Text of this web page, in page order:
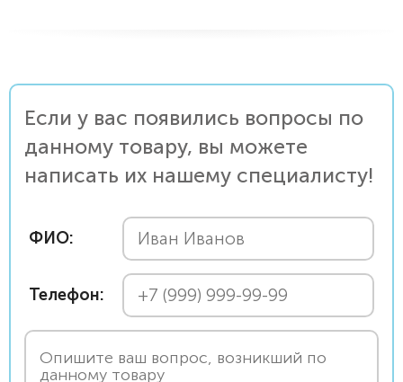
Если у вас появились вопросы по
данному товару, вы можете
написать их нашему специалисту!
ФИО:
Телефон: